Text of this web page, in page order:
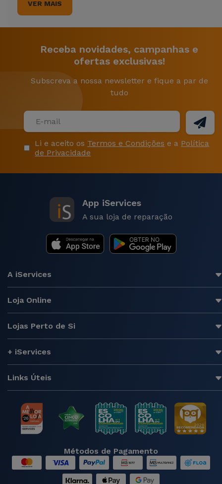
VER MAIS
Receba novidades, campanhas e
ofertas exclusivas!
Subscreva a nossa newsletter e fique a par de
tudo
Li e aceito os Termos e Condições e a Política
de Privacidade
App iServices
A sua loja de reparação
A iServices
Loja Online
Lojas Perto de Si
+ iServices
Links Úteis
Métodos de Pagamento